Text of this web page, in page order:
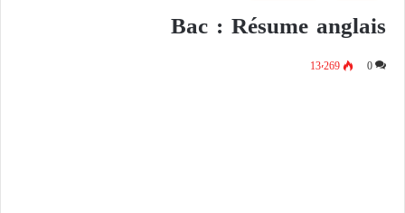
Bac : Résume anglais
0 13٬269